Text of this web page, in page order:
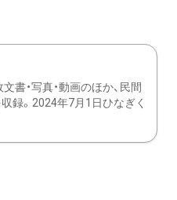
・写真・動画のほか、民間
録。2024年7月1日ひなぎく